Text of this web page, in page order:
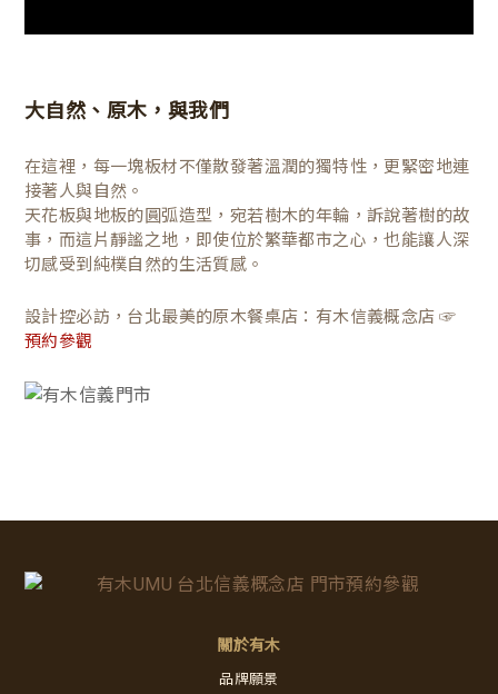
大自然、原木，與我們
在這裡，每一塊板材不僅散發著溫潤的獨特性，更緊密地連
接著人與自然。
天花板與地板的圓弧造型，宛若樹木的年輪，訴說著樹的故
事，而這片靜謐之地，即使位於繁華都市之心，也能讓人深
切感受到純樸自然的生活質感。
設計控必訪，台北最美的原木餐桌店：有木信義概念店 ☞
預約參觀
關於有木
品牌願景